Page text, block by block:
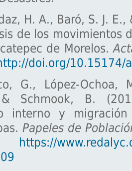
H. A., Baró, S. J. E.,
de los movimientos
de Morelos.
doi.org/10.15174/
G., López-Ochoa,
Schmook, B.
interno y
Papeles de
https://